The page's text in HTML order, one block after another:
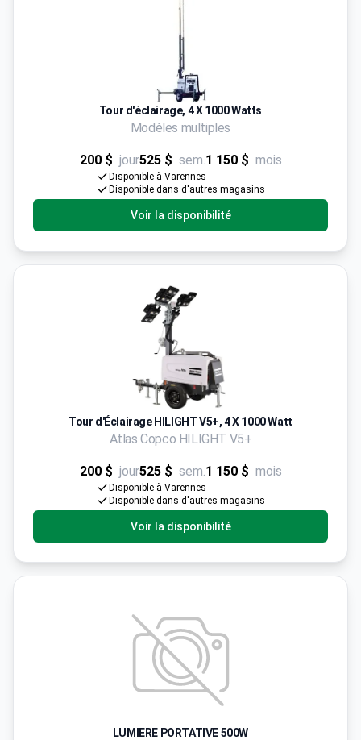
Tour d'éclairage, 4 X 1000 Watts
Modèles multiples
200 $ jour525 $ sem.1 150 $ mois
Disponible à Varennes
Disponible dans d'autres magasins
Voir la disponibilité
Tour d'Éclairage HILIGHT V5+, 4 X 1000 Watt
Atlas Copco HILIGHT V5+
200 $ jour525 $ sem.1 150 $ mois
Disponible à Varennes
Disponible dans d'autres magasins
Voir la disponibilité
LUMIERE PORTATIVE 500W